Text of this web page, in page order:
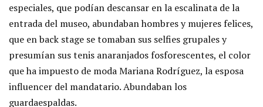
especiales, que podían descansar en la escalinata de la
entrada del museo, abundaban hombres y mujeres felices,
que en back stage se tomaban sus selfies grupales y
presumían sus tenis anaranjados fosforescentes, el color
que ha impuesto de moda Mariana Rodríguez, la esposa
influencer del mandatario. Abundaban los
guardaespaldas.